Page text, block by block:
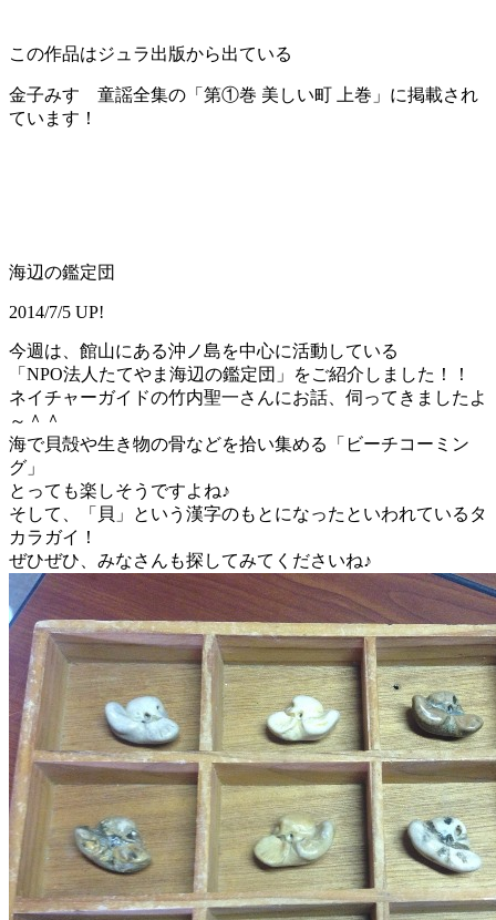
この作品はジュラ出版から出ている
金子みすゞ童謡全集の「第①巻 美しい町 上巻」に掲載され
ています！
海辺の鑑定団
2014/7/5 UP!
今週は、館山にある沖ノ島を中心に活動している
「NPO法人たてやま海辺の鑑定団」をご紹介しました！！
ネイチャーガイドの竹内聖一さんにお話、伺ってきましたよ
～＾＾
海で貝殻や生き物の骨などを拾い集める「ビーチコーミン
グ」
とっても楽しそうですよね♪
そして、「貝」という漢字のもとになったといわれているタ
カラガイ！
ぜひぜひ、みなさんも探してみてくださいね♪